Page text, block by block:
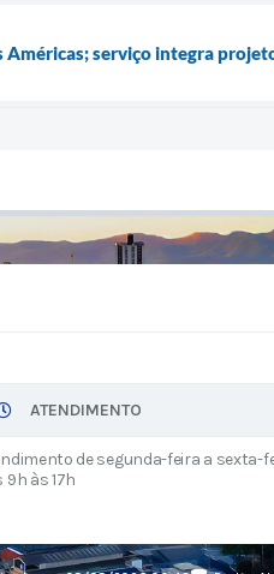
Américas; serviço integra
ATENDIMENTO
de segunda-feira a sexta-
9h às 17h